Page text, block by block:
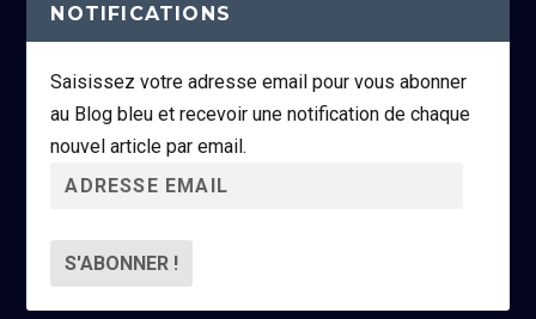
NOTIFICATIONS
Saisissez votre adresse email pour vous abonner
au Blog bleu et recevoir une notification de chaque
nouvel article par email.
r
s